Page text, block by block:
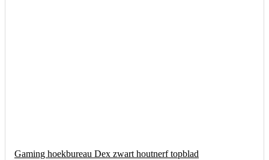
Gaming hoekbureau Dex zwart houtnerf topblad